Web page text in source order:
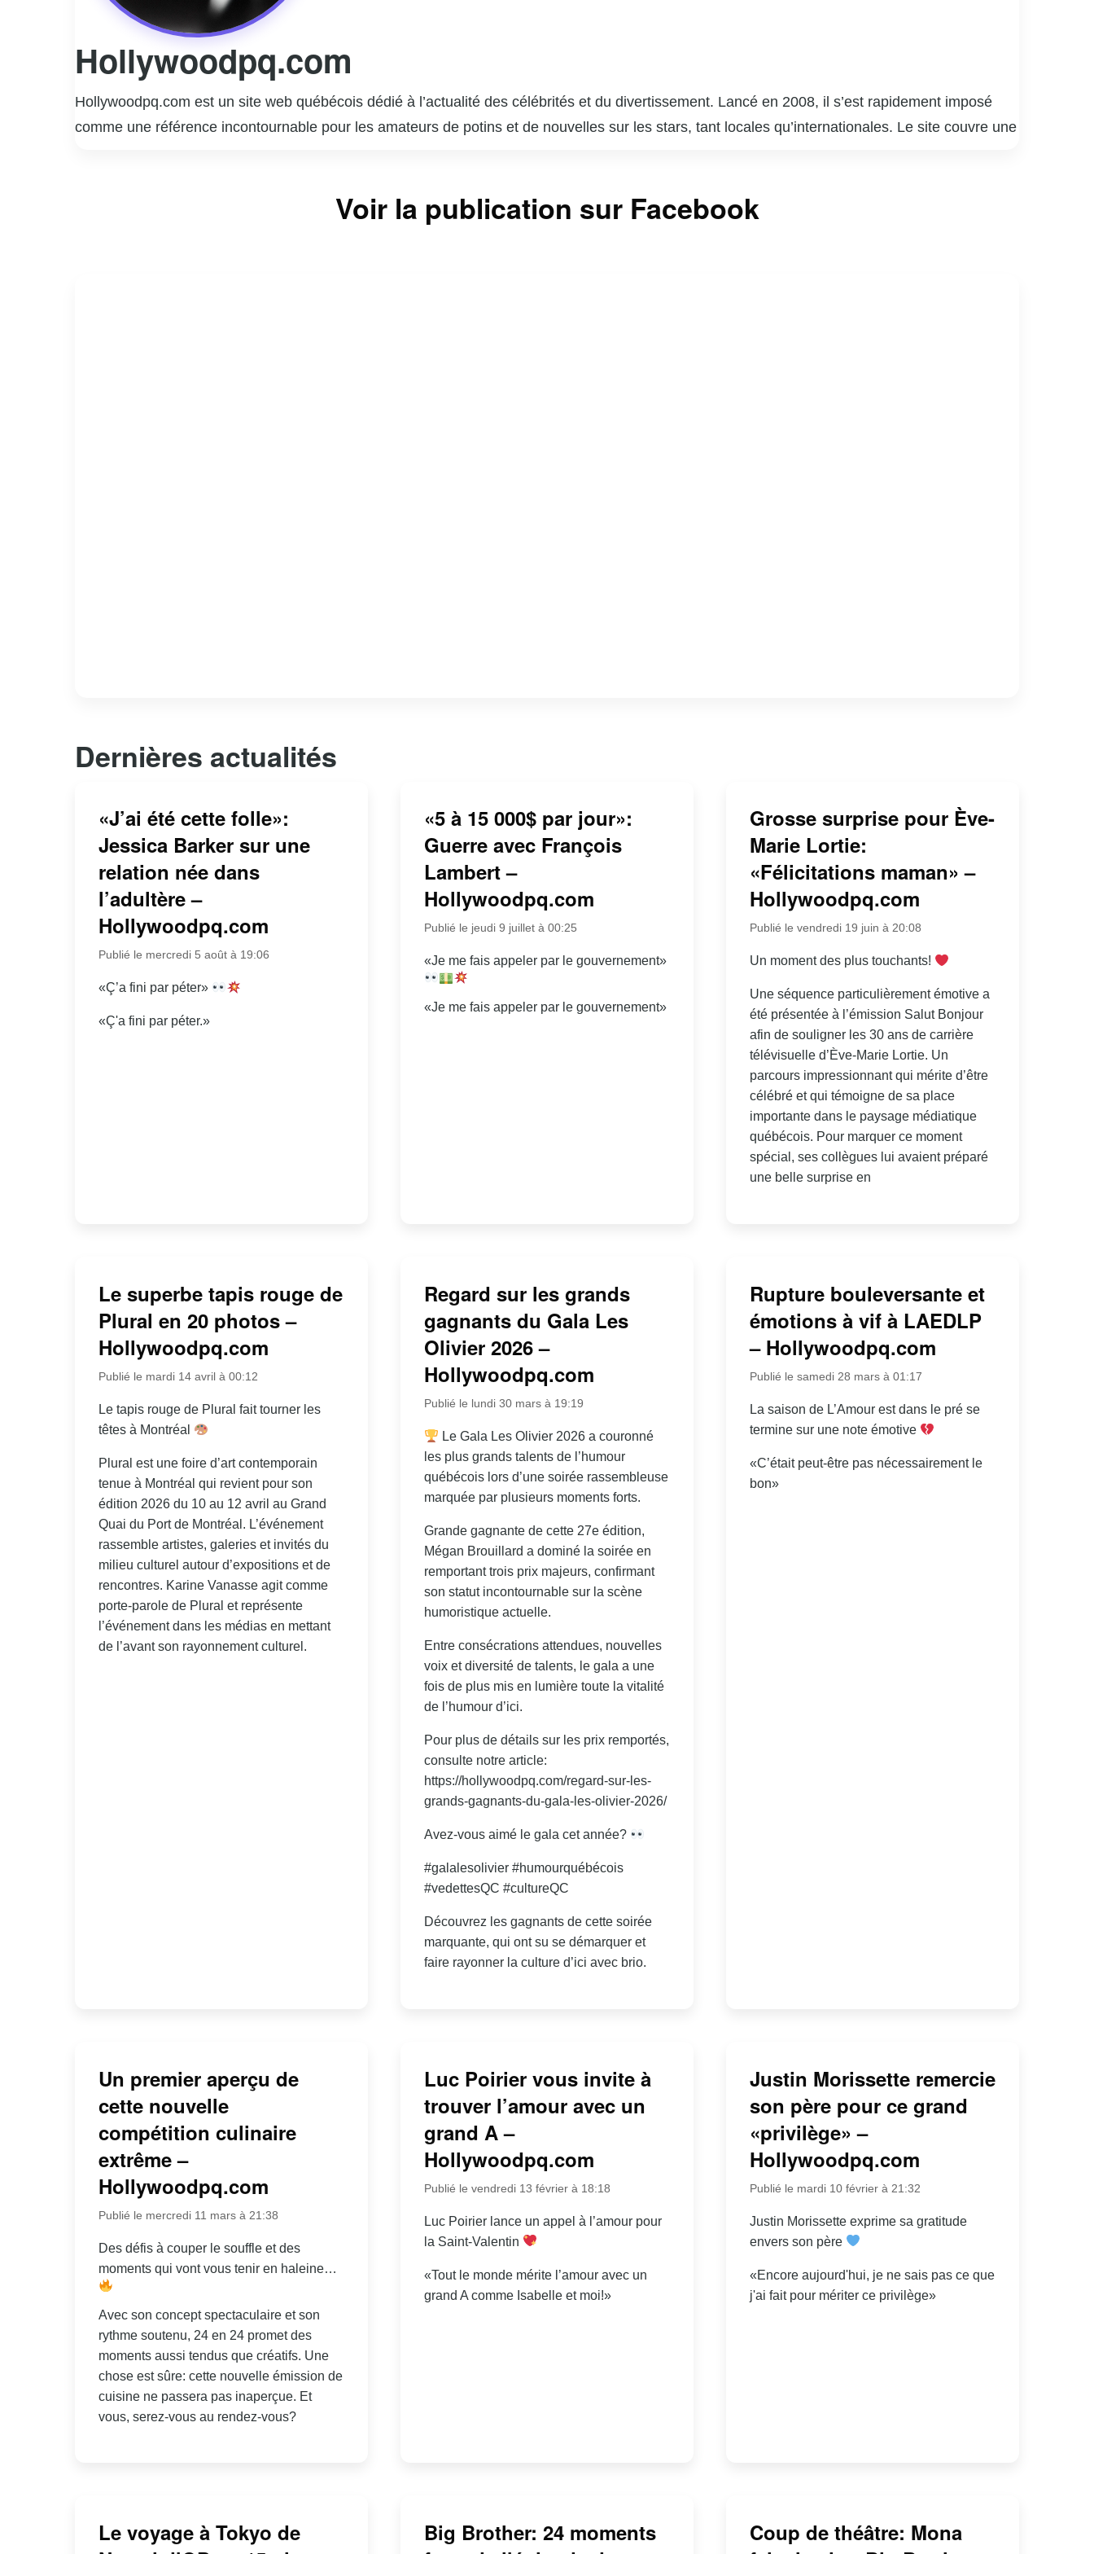
Hollywoodpq.com
Hollywoodpq.com est un site web québécois dédié à l’actualité des célébrités et du divertissement. Lancé en 2008, il s’est rapidement imposé
comme une référence incontournable pour les amateurs de potins et de nouvelles sur les stars, tant locales qu’internationales. Le site couvre une
entrevues avec des personnalités influentes. Grâce à son ton léger et divertissant, le site attire un large public, curieux de tout savoir sur leurs
idoles préférées. Hollywoodpq.com se distingue par son approche dynamique et interactive, encourageant les lecteurs à participer via les
Voir la publication sur Facebook
Dernières actualités
«J’ai été cette folle»:
Jessica Barker sur une
relation née dans
l’adultère –
Hollywoodpq.com
Publié le mercredi 5 août à 19:06
«Ç’a fini par péter»
«Ç'a fini par péter.»
«5 à 15 000$ par jour»:
Guerre avec François
Lambert –
Hollywoodpq.com
Publié le jeudi 9 juillet à 00:25
«Je me fais appeler par le gouvernement»
«Je me fais appeler par le gouvernement»
Grosse surprise pour Ève-
Marie Lortie:
«Félicitations maman» –
Hollywoodpq.com
Publié le vendredi 19 juin à 20:08
Un moment des plus touchants!
Une séquence particulièrement émotive a
été présentée à l’émission Salut Bonjour
afin de souligner les 30 ans de carrière
télévisuelle d’Ève-Marie Lortie. Un
parcours impressionnant qui mérite d’être
célébré et qui témoigne de sa place
importante dans le paysage médiatique
québécois. Pour marquer ce moment
spécial, ses collègues lui avaient préparé
une belle surprise en
Le superbe tapis rouge de
Plural en 20 photos –
Hollywoodpq.com
Publié le mardi 14 avril à 00:12
Le tapis rouge de Plural fait tourner les
têtes à Montréal
Plural est une foire d’art contemporain
tenue à Montréal qui revient pour son
édition 2026 du 10 au 12 avril au Grand
Quai du Port de Montréal. L’événement
rassemble artistes, galeries et invités du
milieu culturel autour d’expositions et de
rencontres. Karine Vanasse agit comme
porte-parole de Plural et représente
l’événement dans les médias en mettant
de l’avant son rayonnement culturel.
Regard sur les grands
gagnants du Gala Les
Olivier 2026 –
Hollywoodpq.com
Publié le lundi 30 mars à 19:19
Le Gala Les Olivier 2026 a couronné
les plus grands talents de l’humour
québécois lors d’une soirée rassembleuse
marquée par plusieurs moments forts.
Grande gagnante de cette 27e édition,
Mégan Brouillard a dominé la soirée en
remportant trois prix majeurs, confirmant
son statut incontournable sur la scène
humoristique actuelle.
Entre consécrations attendues, nouvelles
voix et diversité de talents, le gala a une
fois de plus mis en lumière toute la vitalité
de l’humour d’ici.
Pour plus de détails sur les prix remportés,
consulte notre article:
https://hollywoodpq.com/regard-sur-les-
grands-gagnants-du-gala-les-olivier-2026/
Avez-vous aimé le gala cet année?
#galalesolivier #humourquébécois
#vedettesQC #cultureQC
Découvrez les gagnants de cette soirée
marquante, qui ont su se démarquer et
faire rayonner la culture d’ici avec brio.
Rupture bouleversante et
émotions à vif à LAEDLP
– Hollywoodpq.com
Publié le samedi 28 mars à 01:17
La saison de L’Amour est dans le pré se
termine sur une note émotive
«C’était peut-être pas nécessairement le
bon»
Un premier aperçu de
cette nouvelle
compétition culinaire
extrême –
Hollywoodpq.com
Publié le mercredi 11 mars à 21:38
Des défis à couper le souffle et des
moments qui vont vous tenir en haleine…
Avec son concept spectaculaire et son
rythme soutenu, 24 en 24 promet des
moments aussi tendus que créatifs. Une
chose est sûre: cette nouvelle émission de
cuisine ne passera pas inaperçue. Et
vous, serez-vous au rendez-vous?
Luc Poirier vous invite à
trouver l’amour avec un
grand A –
Hollywoodpq.com
Publié le vendredi 13 février à 18:18
Luc Poirier lance un appel à l’amour pour
la Saint-Valentin
«Tout le monde mérite l’amour avec un
grand A comme Isabelle et moi!»
Justin Morissette remercie
son père pour ce grand
«privilège» –
Hollywoodpq.com
Publié le mardi 10 février à 21:32
Justin Morissette exprime sa gratitude
envers son père
«Encore aujourd'hui, je ne sais pas ce que
j'ai fait pour mériter ce privilège»
Le voyage à Tokyo de
Big Brother: 24 moments
Coup de théâtre: Mona